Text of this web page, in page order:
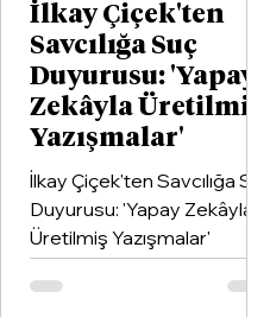
İlkay Çiçek'ten
Savcılığa Suç
Duyurusu: 'Yapay
Zekâyla Üretilmiş
Yazışmalar'
İlkay Çiçek'ten Savcılığa Suç
Duyurusu: 'Yapay Zekâyla
Üretilmiş Yazışmalar'